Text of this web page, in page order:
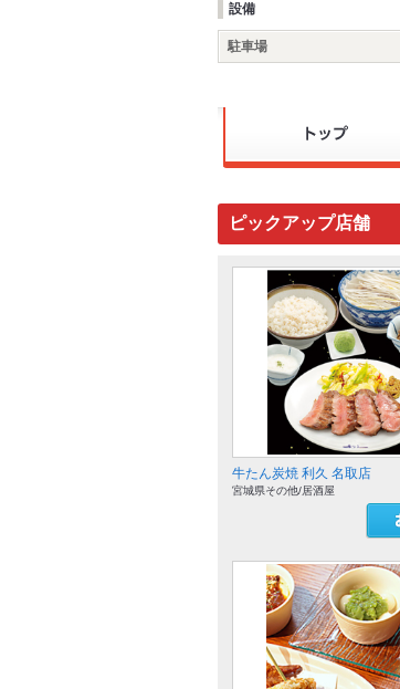
設備
駐車場
ピックアップ店舗
牛たん炭焼 利久 名取店
宮城県その他/居酒屋